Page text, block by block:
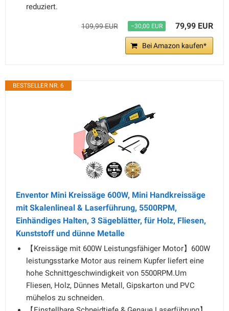
reduziert.
109,99 EUR −30,00 EUR 79,99 EUR
Bei Amazon kaufen*
BESTSELLER NR. 6
Enventor Mini Kreissäge 600W, Mini Handkreissäge
mit Skalenlineal & Laserführung, 5500RPM,
Einhändiges Halten, 3 Sägeblätter, für Holz, Fliesen,
Kunststoff und dünne Metalle
【Kreissäge mit 600W Leistungsfähiger Motor】600W
leistungsstarke Motor aus reinem Kupfer liefert eine
hohe Schnittgeschwindigkeit von 5500RPM.Um
Fliesen, Holz, Dünnes Metall, Gipskarton und PVC
mühelos zu schneiden.